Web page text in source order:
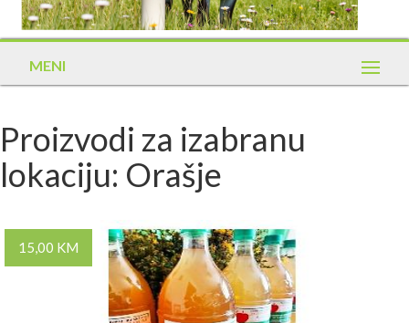
MENI
Proizvodi za izabranu
lokaciju: Orašje
15,00 KM